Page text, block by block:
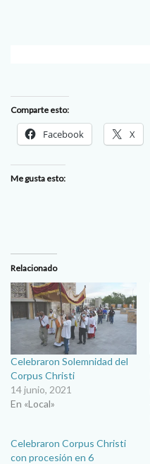
Comparte esto:
Facebook X
Me gusta esto:
Relacionado
Celebraron Solemnidad del
Corpus Christi
14 junio, 2021
En «Local»
Celebraron Corpus Christi
con procesión en 6